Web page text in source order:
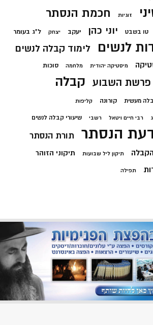
זוגיות חכמת הנסתר
טו בשבט יוני כהן יעקב יצחק ל"ג בעומר
לנשים לימוד קבלה לנשים
מיסטיקה יהודית מלחמה סוכות
פרשת השבוע קבלה
מעשית קורונה קליפות
רבי חיים ויטאל רשבי שיעורי קבלה לנשים
הנסתר תורת הנסתר
תיקון ליל שבועות תיקוני הזוהר
תפילה